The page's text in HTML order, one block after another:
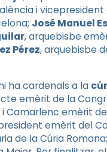
i vicepresident
José Manuel
, arquebisbe
Pérez, arquebisbe
ha cardenals a la
emèrit de la
Camarlenc emèrit
emèrit del
de la Cúria